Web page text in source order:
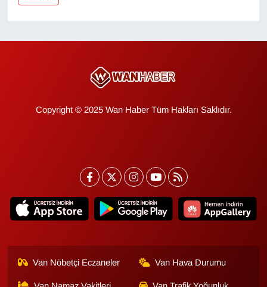
Copyright © 2025 Wan Haber Tüm Hakları Saklıdır.
Van Nöbetçi Eczaneler Van Hava Durumu
ONE EKONOMİ
Resmi İlanlar
RÖPORTAJ
Seri İlan